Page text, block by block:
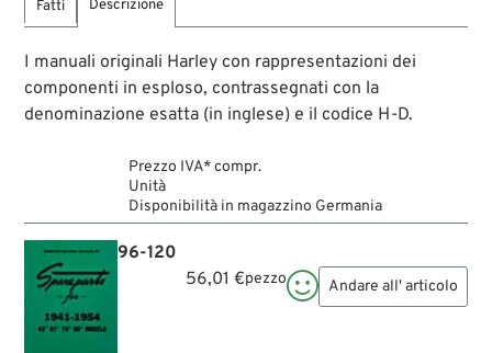
Fatti Descrizione
I manuali originali Harley con rappresentazioni dei
componenti in esploso, contrassegnati con la
denominazione esatta (in inglese) e il codice H-D.
Prezzo IVA* compr.
Unità
Disponibilità in magazzino Germania
96-120
56,01 €pezzo Andare all' articolo